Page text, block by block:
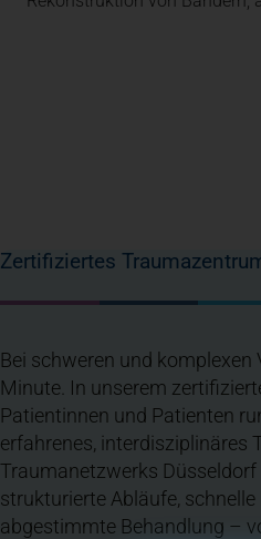
Zertifiziertes
Bei schweren und
Minute. In unserem
Patientinnen und Patienten
erfahrenes, interdisziplinäres
Traumanetzwerks
strukturierte Abläufe,
abgestimmte Behandlung –